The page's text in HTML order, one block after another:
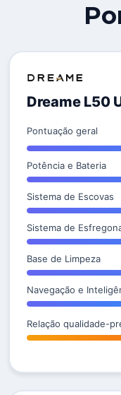
Dreame L50
Pontuação geral
Potência e Bateria
Sistema de Escovas
Sistema de
Base de Limpeza
Navegação e
Relação qualidade-